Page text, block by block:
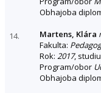
Obhajoba
14. Martens, Klára
Fakulta:
Rok: 2017,
Program/obor
Obhajoba